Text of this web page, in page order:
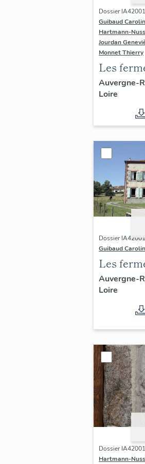
Dossier
Guibaud
Hartmann-
Jourdan
Monnet Thierry
Les
canton
Auvergne-
Loire
Dossier
Guibaud
Les
canton
la
sous-
Auvergne-
Loire
Dossier
Hartmann-